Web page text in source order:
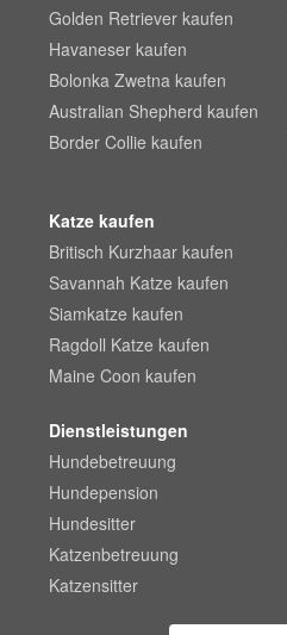
Golden Retriever kaufen
Havaneser kaufen
Bolonka Zwetna kaufen
Australian Shepherd kaufen
Border Collie kaufen
Katze kaufen
Britisch Kurzhaar kaufen
Savannah Katze kaufen
Siamkatze kaufen
Ragdoll Katze kaufen
Maine Coon kaufen
Dienstleistungen
Hundebetreuung
Hundepension
Hundesitter
Katzenbetreuung
Katzensitter